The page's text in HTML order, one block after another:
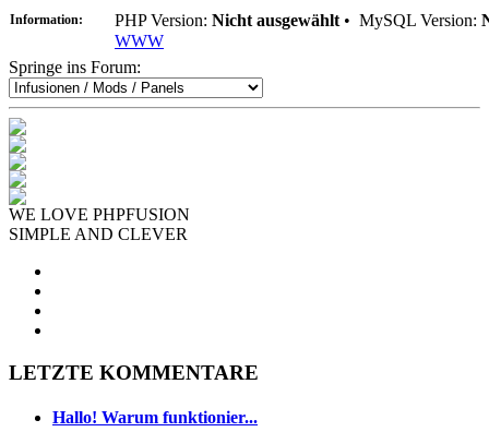
Information: PHP Version: Nicht ausgewählt • MySQL Version:
WWW
Springe ins Forum:
WE LOVE PHPFUSION
SIMPLE AND CLEVER
LETZTE KOMMENTARE
Hallo! Warum funktionier...